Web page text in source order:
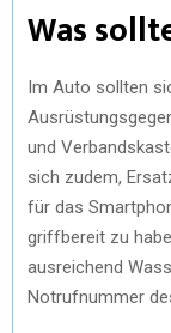
Was
Im Auto sollten
und
sich zudem,
für das
griffbereit zu
ausreichend
Notrufnummer